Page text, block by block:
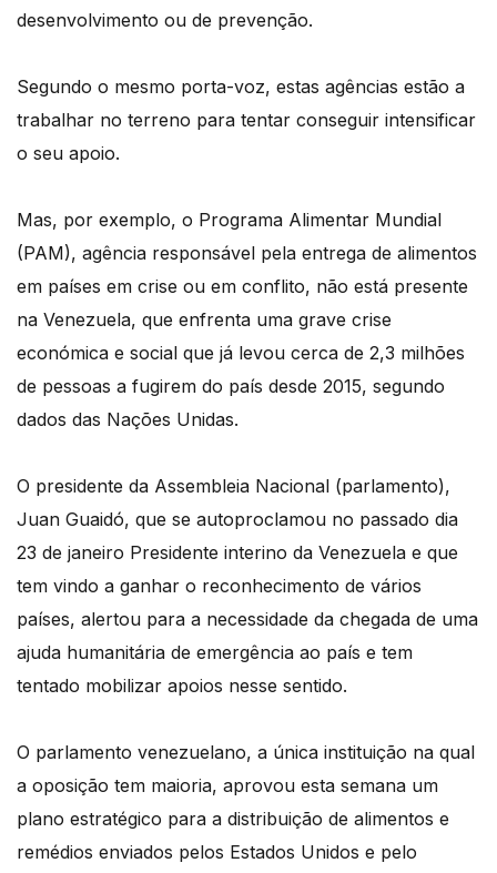
desenvolvimento ou de prevenção.
Segundo o mesmo porta-voz, estas agências estão a
trabalhar no terreno para tentar conseguir intensificar
o seu apoio.
Mas, por exemplo, o Programa Alimentar Mundial
(PAM), agência responsável pela entrega de alimentos
em países em crise ou em conflito, não está presente
na Venezuela, que enfrenta uma grave crise
económica e social que já levou cerca de 2,3 milhões
de pessoas a fugirem do país desde 2015, segundo
dados das Nações Unidas.
O presidente da Assembleia Nacional (parlamento),
Juan Guaidó, que se autoproclamou no passado dia
23 de janeiro Presidente interino da Venezuela e que
tem vindo a ganhar o reconhecimento de vários
países, alertou para a necessidade da chegada de uma
ajuda humanitária de emergência ao país e tem
tentado mobilizar apoios nesse sentido.
O parlamento venezuelano, a única instituição na qual
a oposição tem maioria, aprovou esta semana um
plano estratégico para a distribuição de alimentos e
remédios enviados pelos Estados Unidos e pelo